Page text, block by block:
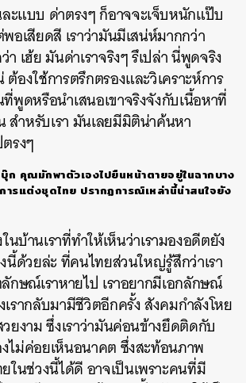
ะแบบ ด่าตรงๆ ก็อาจจะเจ็บหนักแป๊บ
อเสียดสี เราว่ามันมีเสน่ห์มากกว่า
เฮ้ย มันด่าเราจริงๆ รึเปล่า นี่พูดจริง
องใช้การตรึกตรองและวิเคราะห์การ
พูดหรือนำเสนอเขาจริงจังกับเนื้อหาที่
ำหรับเรา มันเลยมีมิติน่าค้นหา
รงๆ
ก คุณมักพาตัวเองไปยืนหน้าตายอยู่ในฉากบาง
รแต่งชุดไทย ปรากฏการณ์เหล่านี้น่าสนใจยัง
นบ้านเราที่ทำให้เห็นว่าเรามองอดีตยัง
นี้ด้วยล่ะ ที่คนไทยส่วนใหญ่รู้สึกว่าเรา
กษณ์เราหายไป เราอยากมีเอกลักษณ์
รากลับมามีชีวิตอีกครั้ง สังคมกำลังโหย
ยงาม ซึ่งเราว่ามันค่อนข้างยึดติดกับ
ม่ค่อยเห็นอนาคต ซึ่งสะท้อนภาพ
ในช่วงนี้ได้ดีอาจเป็นเพราะคนที่มี